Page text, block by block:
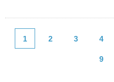
1 2 3 4
9